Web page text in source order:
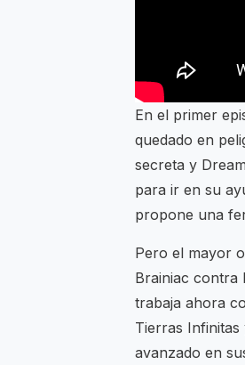
En el primer
quedado en
secreta y
para ir en su
propone una
Pero el mayor
Brainiac contra
trabaja ahora
Tierras
avanzado en